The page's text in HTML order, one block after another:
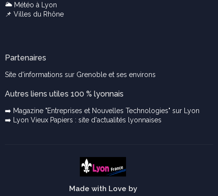
🌥️ Météo à Lyon
📌 Villes du Rhône
Partenaires
Site d'informations sur Grenoble et ses environs
Autres liens utiles 100 % lyonnais
➡️ Magazine "Entreprises et Nouvelles Technologies" sur Lyon
➡️ Lyon Vieux Papiers : site d'actualités lyonnaises
Made with Love by